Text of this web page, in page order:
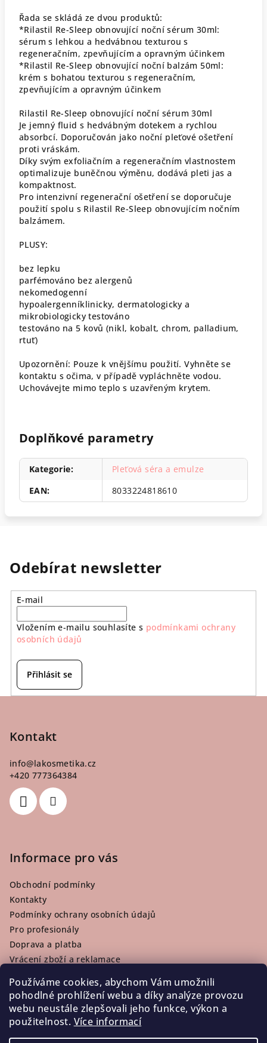
Používáme cookies, abychom Vám umožnili
pohodlné prohlížení webu a díky analýze provozu
webu neustále zlepšovali jeho funkce, výkon a
použitelnost. Více informací
Řada se skládá ze dvou produktů:
*Rilastil Re-Sleep obnovující noční sérum 30ml:
sérum s lehkou a hedvábnou texturou s
regeneračním, zpevňujícím a opravným účinkem
*Rilastil Re-Sleep obnovující noční balzám 50ml:
krém s bohatou texturou s regeneračním,
zpevňujícím a opravným účinkem
Rilastil Re-Sleep obnovující noční sérum 30ml
Je jemný fluid s hedvábným dotekem a rychlou
absorbcí. Doporučován jako noční pleťové ošetření
proti vráskám.
Díky svým exfoliačním a regeneračním vlastnostem
optimalizuje buněčnou výměnu, dodává pleti jas a
kompaktnost.
Pro intenzivní regenerační ošetření se doporučuje
použití spolu s Rilastil Re-Sleep obnovujícím nočním
balzámem.
PLUSY:
bez lepku
parfémováno bez alergenů
nekomedogenní
hypoalergenníklinicky, dermatologicky a
mikrobiologicky testováno
testováno na 5 kovů (nikl, kobalt, chrom, palladium,
rtuť)
Upozornění: Pouze k vnějšímu použití. Vyhněte se
kontaktu s očima, v případě vypláchněte vodou.
Uchovávejte mimo teplo s uzavřeným krytem.
Doplňkové parametry
Kategorie:
Pleťová séra a emulze
EAN: 8033224818610
Odebírat newsletter
E-mail
Vložením e-mailu souhlasíte s podmínkami ochrany
osobních údajů
Přihlásit se
Kontakt
info@lakosmetika.cz
+420 777364384
Informace pro vás
Obchodní podmínky
Kontakty
Podmínky ochrany osobních údajů
Pro profesionály
Doprava a platba
Vrácení zboží a reklamace
Facebook